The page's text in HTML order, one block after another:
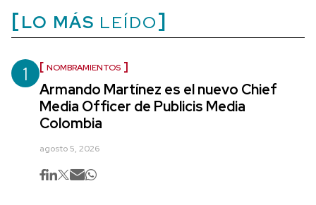
LO MÁS LEÍDO
1 NOMBRAMIENTOS
Armando Martínez es el nuevo Chief
Media Officer de Publicis Media
Colombia
agosto 5, 2026